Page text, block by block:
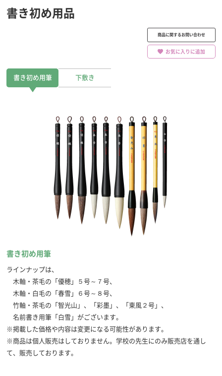
書き初め用品
商品に関するお問い合わせ
お気に入りに追加
書き初め用筆 下敷き
書き初め用筆
ラインナップは、
木軸・茶毛の「優穂」５号～７号、
木軸・白毛の「春雪」６号～８号、
竹軸・茶毛の「智光山」、「彩墨」、「東風２号」、
名前書き用筆「白雪」がございます。
※掲載した価格や内容は変更になる可能性があります。
※商品は個人販売はしておりません。学校の先生にのみ販売店を通し
て、販売しております。